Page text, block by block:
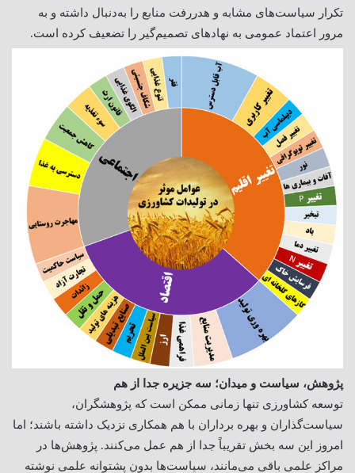
تکرار سیاست‌های مشابه و هدررفت منابع را به‌دنبال داشته و به
مرور اعتماد عمومی به نهادهای تصمیم‌گیر را تضعیف کرده است.
پژوهش، سیاست و میدان؛ سه جزیره جدا از هم
توسعه کشاورزی تنها زمانی ممکن است که پژوهشگران،
سیاست‌گذاران و بهره برداران با هم همکاری نزدیک داشته باشند؛ اما
امروز این سه بخش تقریباً جدا از هم عمل می‌کنند. پژوهش‌ها در
مراکز علمی باقی می‌مانند، سیاست‌ها بدون پشتوانه علمی نوشته